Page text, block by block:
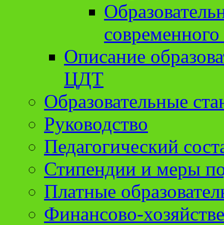
Описание
ЦДТ
Образовательные
Руководство
Педагогический
Стипендии и меры
Платные
Финансово-